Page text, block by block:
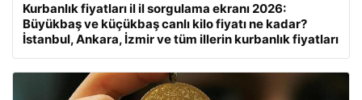
Kurbanlık fiyatları il il sorgulama ekranı 2026:
Büyükbaş ve küçükbaş canlı kilo fiyatı ne kadar?
İstanbul, Ankara, İzmir ve tüm illerin kurbanlık fiyatları